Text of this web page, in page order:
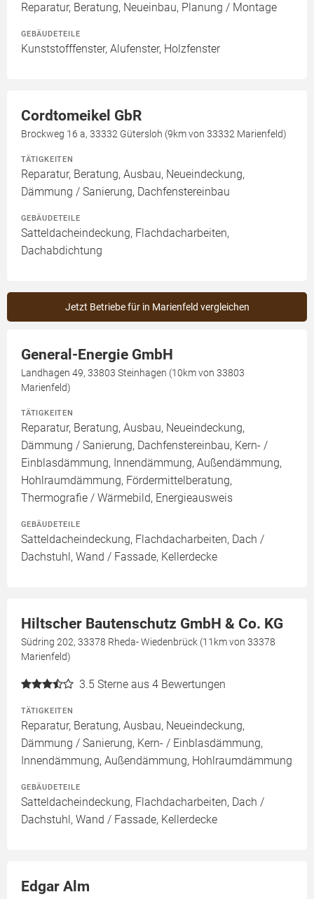
Reparatur, Beratung, Neueinbau, Planung / Montage
GEBÄUDETEILE
Kunststofffenster, Alufenster, Holzfenster
Cordtomeikel GbR
Brockweg 16 a, 33332 Gütersloh (9km von 33332 Marienfeld)
TÄTIGKEITEN
Reparatur, Beratung, Ausbau, Neueindeckung,
Dämmung / Sanierung, Dachfenstereinbau
GEBÄUDETEILE
Satteldacheindeckung, Flachdacharbeiten,
Dachabdichtung
Jetzt Betriebe für in Marienfeld vergleichen
General-Energie GmbH
Landhagen 49, 33803 Steinhagen (10km von 33803
Marienfeld)
TÄTIGKEITEN
Reparatur, Beratung, Ausbau, Neueindeckung,
Dämmung / Sanierung, Dachfenstereinbau, Kern- /
Einblasdämmung, Innendämmung, Außendämmung,
Hohlraumdämmung, Fördermittelberatung,
Thermografie / Wärmebild, Energieausweis
GEBÄUDETEILE
Satteldacheindeckung, Flachdacharbeiten, Dach /
Dachstuhl, Wand / Fassade, Kellerdecke
Hiltscher Bautenschutz GmbH & Co. KG
Südring 202, 33378 Rheda- Wiedenbrück (11km von 33378
Marienfeld)
3.5 Sterne aus 4 Bewertungen
TÄTIGKEITEN
Reparatur, Beratung, Ausbau, Neueindeckung,
Dämmung / Sanierung, Kern- / Einblasdämmung,
Innendämmung, Außendämmung, Hohlraumdämmung
GEBÄUDETEILE
Satteldacheindeckung, Flachdacharbeiten, Dach /
Dachstuhl, Wand / Fassade, Kellerdecke
Edgar Alm